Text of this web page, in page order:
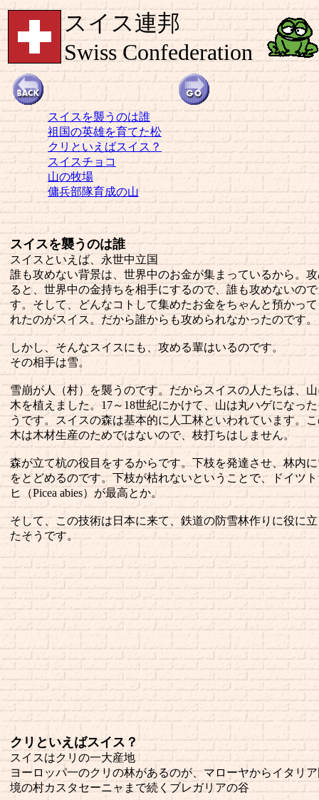
スイス連邦
Swiss Confederation
スイスを襲うのは誰
祖国の英雄を育てた松
クリといえばスイス？
スイスチョコ
山の牧場
傭兵部隊育成の山
スイスを襲うのは誰
スイスといえば、永世中立国
誰も攻めない背景は、世界中のお金が集まっているから。
ると、世界中の金持ちを相手にするので、誰も攻めないので
す。そして、どんなコトして集めたお金をちゃんと預かっ
れたのがスイス。だから誰からも攻められなかったのです。
しかし、そんなスイスにも、攻める輩はいるのです。
その相手は雪。
雪崩が人（村）を襲うのです。だからスイスの人たちは、
木を植えました。17～18世紀にかけて、山は丸ハゲになっ
うです。スイスの森は基本的に人工林といわれています。
木は木材生産のためではないので、枝打ちはしません。
森が立て杭の役目をするからです。下枝を発達させ、林内
をとどめるのです。下枝が枯れないということで、ドイツ
ヒ（Picea abies）が最高とか。
そして、この技術は日本に来て、鉄道の防雪林作りに役に
たそうです。
クリといえばスイス？
スイスはクリの一大産地
ヨーロッパ一のクリの林があるのが、マローヤからイタリ
境の村カスタセーニャまで続くブレガリアの谷